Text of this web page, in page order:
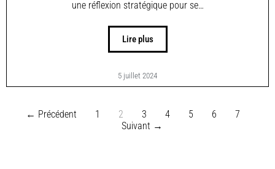
une réflexion stratégique pour se…
Lire plus
5 juillet 2024
← Précédent 1 2 3 4 5 6
7
Suivant →